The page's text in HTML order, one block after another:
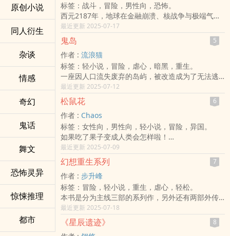
原创小说
同人衍生
杂谈
情感
奇幻
鬼话
舞文
恐怖灵异
惊悚推理
都市
标签：战斗，冒险，男性向，恐怖。
西元2187年，地球在金融崩溃、核战争与极端气候
的连番冲击下陷入末日边缘。人工智慧与机器人无
所不在，残存的人类艰难地挣扎求生。然而，某
天，名叫林宇辰的大学生从一场莫名的意外中醒
来，发现自己被困在一座高科技实验室内，世界却
早已面目全非。
冰冷的培养皿、闪烁的虚拟介面，以及残破的城市
废墟……林宇辰惊觉，自己或许只是某个庞大「实
验」中的一枚测试样本。他遇见了银白短发、个性
冷峻的女主角苏静，和一群同样被迫卷入末日虚拟
世界的幸存者。随着不断的逃亡与探索，他逐渐察
觉这个「世界」背后藏着更加庞大且不可名状的真
相。
虚拟世界是否真的是「末日」？又或是某个更高层
计划的棋局？林宇辰与苏静必须在废墟中拼凑线
索、对抗被称为「猎杀者」的神秘势力，并挣脱一
切束缚，追寻最后的希望。当末日并非真正的终
结，谁能在重重轮回中拥抱真实的自由？
在这场末日虚拟实验中，选择的每一步，都可能颠
覆整个世界的命运。踏入《虚拟终章》，跟随林宇
辰一同见证「真相」的揭晓。
最近更新 2025-07-17
鬼岛 5
作者 : 流浪猫
标签：轻小说，冒险，虐心，暗黑，重生。
一座因人口流失废弃的岛屿，被改造成为了无法逃
离，毫无规则的『鬼岛监狱』，各地的犯人被国家
和法律遗弃到此，从此国家再也不用花钱眷养罪
犯，鬼岛监狱将监狱变成一种『业务』。
一个不知道自己是谁，也不知道为何入狱的男子
凯，
唯一知道的是自己可以像吸血鬼般饮血食肉回复身
体。
一个想要忘记自己，不知道要如何活下去的女孩
lily，
意外的成为凯的供血者，在生与死之间，反而引起
女孩强大的求生意志。
对她来说，他是死神，也是天使。
......好吧，这只是篇另类的伪吸血鬼爱情故事(?)
最近更新 2025-07-12
松鼠花 6
作者 : Chaos
标签：女性向，男性向，轻小说，冒险，异国。
如果吃了果子变‎‎成‍‎人‍‎类会怎样啦！
出于好奇吃了长老的果子，去到人类的城镇，过着
人类的生活，这又会是怎样一回事？
一只居住在森林的松鼠，就是因为吃了那个变身的
果实，来到人类的世界。
等待着他的又会是什么呢？
＊
这个故事的蓝本放置了很久，一直都想不到是要以
散文还是小说的方式去完成。
而说到小说又不知道要写长篇还是短篇。到最后这
最近更新 2025-07-09
幻想重生系列 7
作者 : 步升峰
标签：冒险，轻小说，重生，虐心，轻松。
本书是分为主线三部的系列作，另外还有两部外传
公开大纲，
依活动结果才会写出来。
另外本书一开始极像网游作品，但内容是以科幻为
最近更新 2025-07-18
《星辰遗迹》 8